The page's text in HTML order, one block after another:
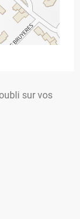
sur vos